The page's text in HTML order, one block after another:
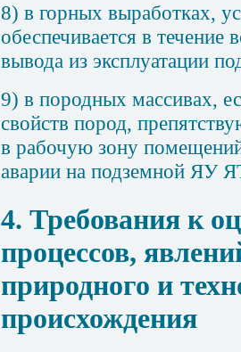
8) в горных выработках,
обеспечивается в течение
вывода из эксплуатации
9) в породных массивах,
свойств пород,
в рабочую зону
аварии на подземной ЯУ
4. Требования к
процессов,
природного и
происхождения